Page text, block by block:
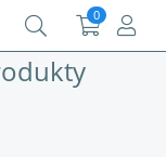
0